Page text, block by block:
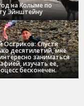
на Колыме по
Эйнштейну
Остриков: Спустя
десятилетий, мне
заниматься
изучать ее,
бесконечен.